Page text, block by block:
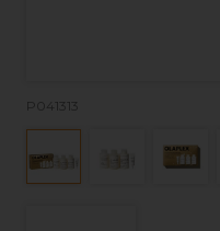
P041313